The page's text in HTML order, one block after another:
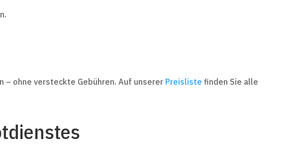
– ohne versteckte Gebühren. Auf unserer Preisliste finden Sie alle